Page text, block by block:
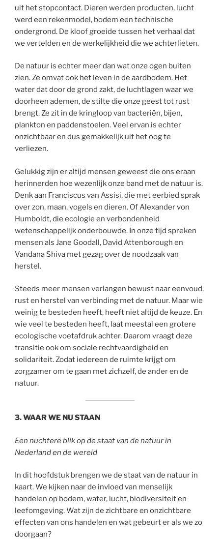
uit het stopcontact. Dieren werden producten, lucht
werd een rekenmodel, bodem een technische
ondergrond. De kloof groeide tussen het verhaal dat
we vertelden en de werkelijkheid die we achterlieten.
De natuur is echter meer dan wat onze ogen buiten
zien. Ze omvat ook het leven in de aardbodem. Het
water dat door de grond zakt, de luchtlagen waar we
doorheen ademen, de stilte die onze geest tot rust
brengt. Ze zit in de kringloop van bacteriën, bijen,
plankton en paddenstoelen. Veel ervan is echter
onzichtbaar en dus gemakkelijk uit het oog te
verliezen.
Gelukkig zijn er altijd mensen geweest die ons eraan
herinnerden hoe wezenlijk onze band met de natuur is.
Denk aan Franciscus van Assisi, die met eerbied sprak
over zon, maan, vogels en dieren. Of Alexander von
Humboldt, die ecologie en verbondenheid
wetenschappelijk onderbouwde. In onze tijd spreken
mensen als Jane Goodall, David Attenborough en
Vandana Shiva met gezag over de noodzaak van
herstel.
Steeds meer mensen verlangen bewust naar eenvoud,
rust en herstel van verbinding met de natuur. Maar wie
weinig te besteden heeft, heeft niet altijd de keuze. En
wie veel te besteden heeft, laat meestal een grotere
ecologische voetafdruk achter. Daarom vraagt deze
transitie ook om sociale rechtvaardigheid en
solidariteit. Zodat iedereen de ruimte krijgt om
zorgzamer om te gaan met zichzelf, de ander en de
natuur.
3. WAAR WE NU STAAN
Een nuchtere blik op de staat van de natuur in
Nederland en de wereld
In dit hoofdstuk brengen we de staat van de natuur in
kaart. We kijken naar de invloed van menselijk
handelen op bodem, water, lucht, biodiversiteit en
leefomgeving. Wat zijn de zichtbare en onzichtbare
effecten van ons handelen en wat gebeurt er als we zo
doorgaan?